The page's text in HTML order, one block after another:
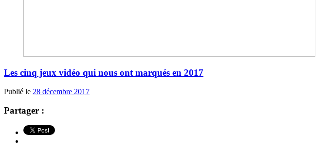
Les cinq jeux vidéo qui nous ont marqués en 2017
Publié le 28 décembre 2017
Partager :